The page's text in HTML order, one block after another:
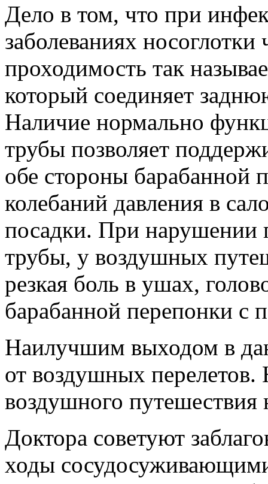
Дело в том, что при
заболеваниях носоглотки
проходимость так
который соединяет
Наличие нормально
трубы позволяет
обе стороны барабанной
колебаний давления в
посадки. При нарушении
трубы, у воздушных
резкая боль в ушах,
барабанной перепонки с
Наилучшим выходом в
от воздушных перелетов.
воздушного путешествия
Доктора советуют
ходы